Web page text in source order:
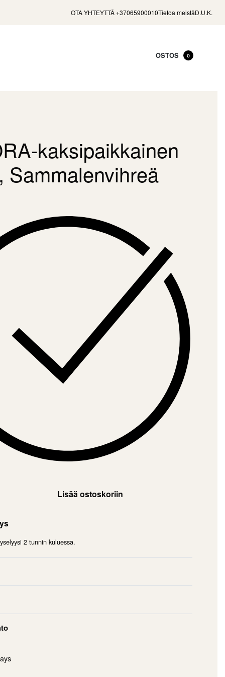
OTA YHTEYTTÄ +37065900010Tietoa meistäD.U.K.
OSTOS 0
kaksipaikkainen
Sammalenvihreä
Lisää ostoskoriin
2 tunnin kuluessa.